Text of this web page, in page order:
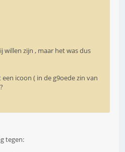
willen zijn , maar het was dus
icoon ( in de g9oede zin van
tegen: